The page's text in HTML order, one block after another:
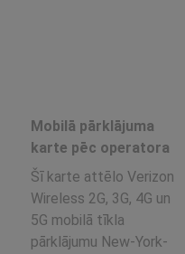
Mobilā pārklājuma
karte pēc operatora
Šī karte attēlo Verizon
Wireless 2G, 3G, 4G un
5G mobilā tīkla
pārklājumu New-York-